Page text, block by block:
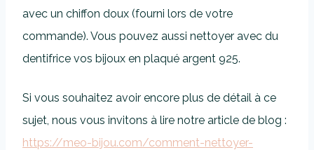
avec un chiffon doux (fourni lors de votre
commande). Vous pouvez aussi nettoyer avec du
dentifrice vos bijoux en plaqué argent 925.
Si vous souhaitez avoir encore plus de détail à ce
sujet, nous vous invitons à lire notre article de blog :
https://meo-bijou.com/comment-nettoyer-